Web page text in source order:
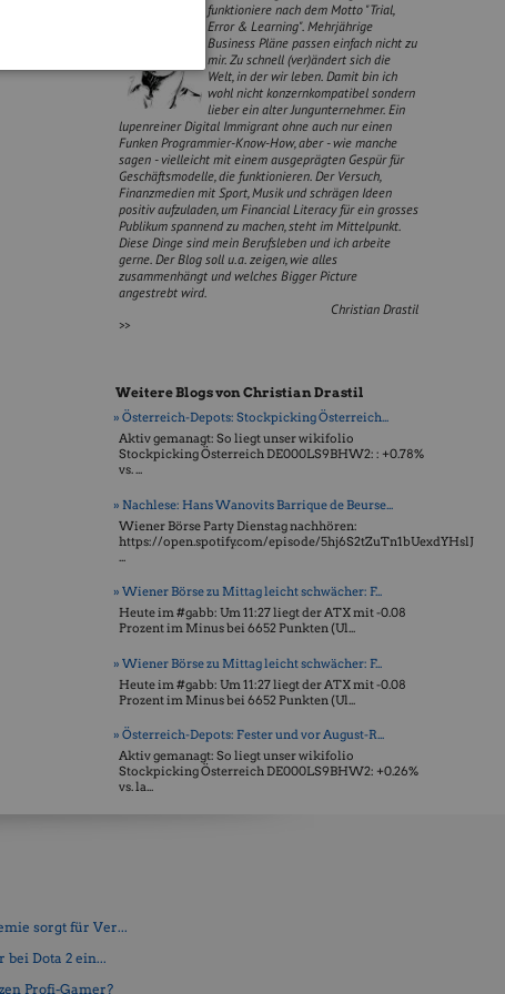
funktioniere nach dem Motto "Trial,
Error & Learning". Mehrjährige
Business Pläne passen einfach nicht zu
mir. Zu schnell (ver)ändert sich die
Welt, in der wir leben. Damit bin ich
wohl nicht konzernkompatibel sondern
lieber ein alter Jungunternehmer. Ein
lupenreiner Digital Immigrant ohne auch nur einen
Funken Programmier-Know-How, aber - wie manche
sagen - vielleicht mit einem ausgeprägten Gespür für
Geschäftsmodelle, die funktionieren. Der Versuch,
Finanzmedien mit Sport, Musik und schrägen Ideen
positiv aufzuladen, um Financial Literacy für ein grosses
Publikum spannend zu machen, steht im Mittelpunkt.
Diese Dinge sind mein Berufsleben und ich arbeite
gerne. Der Blog soll u.a. zeigen, wie alles
zusammenhängt und welches Bigger Picture
angestrebt wird.
Christian Drastil
>>
Weitere Blogs von Christian Drastil
» Österreich-Depots: Stockpicking Österreich...
Aktiv gemanagt: So liegt unser wikifolio
Stockpicking Öster­reich DE000LS9BHW2: : +0.78%
vs. ...
» Nachlese: Hans Wanovits Barrique de Beurse...
Wiener Börse Party Dienstag nachhören:
https://open.spotify.com/episode/5hj6S2tZuTn1bUexdYHslJ
...
» Wiener Börse zu Mittag leicht schwächer: F...
Heute im #gabb: Um 11:27 liegt der ATX mit -0.08
Prozent im Minus bei 6652 Punkten (Ul...
» Wiener Börse zu Mittag leicht schwächer: F...
Heute im #gabb: Um 11:27 liegt der ATX mit -0.08
Prozent im Minus bei 6652 Punkten (Ul...
» Österreich-Depots: Fester und vor August-R...
Aktiv gemanagt: So liegt unser wikifolio
Stockpicking Öster­reich DE000LS9BHW2: +0.26%
vs. la...
sorgt für Ver...
Dota 2 ein...
Profi-Gamer?